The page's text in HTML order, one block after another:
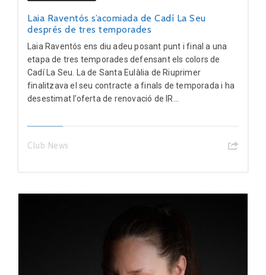
Laia Raventós s’acomiada de Cadí La Seu
després de tres temporades
Laia Raventós ens diu adeu posant punt i final a una
etapa de tres temporades defensant els colors de
Cadí La Seu. La de Santa Eulàlia de Riuprimer
finalitzava el seu contracte a finals de temporada i ha
desestimat l’oferta de renovació de lR...
Club News